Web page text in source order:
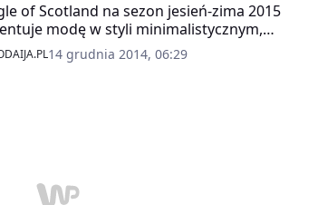
of Scotland na sezon jesień-zima 2015
modę w styli minimalistycznym,
pod względem kolorystycznym, jak i
czy doboru tkanin.
14 grudnia 2014, 06:29